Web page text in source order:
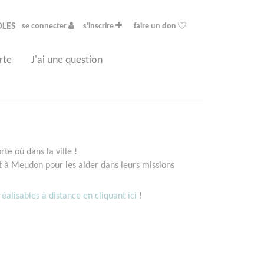
se connecter s'inscrire faire un don
J'ai une question
où dans la ville !
Meudon pour les aider dans leurs missions
à distance en cliquant ici !